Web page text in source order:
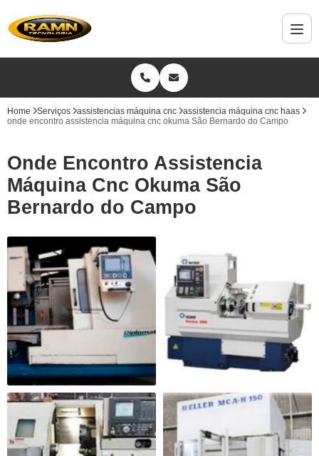
Home Serviços assistencias máquina cnc
assistencia máquina cnc haas
onde encontro assistencia máquina cnc okuma São Bernardo do Campo
Onde Encontro Assistencia
Máquina Cnc Okuma São
Bernardo do Campo